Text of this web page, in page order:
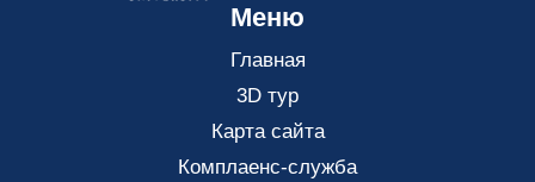
Меню
Главная
3D тур
Карта сайта
Комплаенс-служба